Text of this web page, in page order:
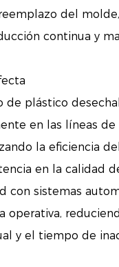
del
continua y
de plástico
en las líneas de
la eficiencia
en la calidad
con sistemas
operativa,
y el tiempo de